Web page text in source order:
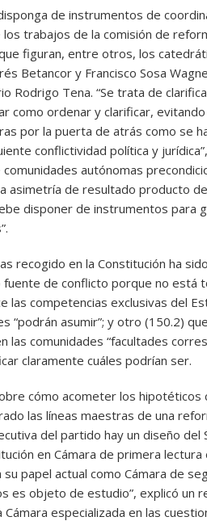
de instrumentos de
trabajos de la comisión de
figuran, entre otros, los
Betancor y Francisco Sosa
Rodrigo Tena. “Se trata de
como ordenar y clarificar,
por la puerta de atrás como se
conflictividad política y
autónomas
asimetría de resultado producto
disponer de instrumentos para
recogido en la Constitución ha
de conflicto porque no está
las competencias exclusivas del
“podrán asumir”; y otro (150.2)
las comunidades “facultades
claramente cuáles podrían ser.
cómo acometer los hipotéticos
las líneas maestras de una
del partido hay un diseño del
en Cámara de primera
papel actual como Cámara de
es objeto de estudio”, explicó un
Cámara especializada en las